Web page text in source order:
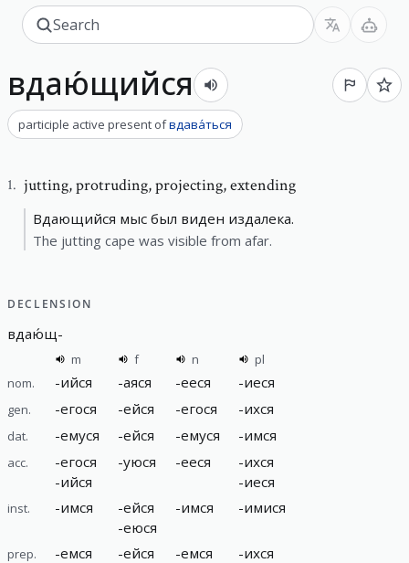
вдаю́щийся
participle active present ofвдава́ться
1. jutting,protruding, projecting, extending
Вдающийся мыс был виден издалека.
The jutting cape was visible from afar.
DECLENSION
вдаю́щ-
m f n
pl
nom.
-ийся -аяся -ееся -иеся
gen. -егося -ейся -егося -ихся
dat. -емуся -ейся -емуся -имся
acc. -егося
-ийся
-уюся -ееся -ихся
-иеся
inst. -имся -ейся
-еюся
-имся -имися
prep. -емся -ейся -емся -ихся